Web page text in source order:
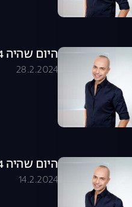
היום שהיה 27.02.24 - התכנית המלאה
28.2.2024
היום שהיה 14.02.24 - התכנית המלאה
14.2.2024